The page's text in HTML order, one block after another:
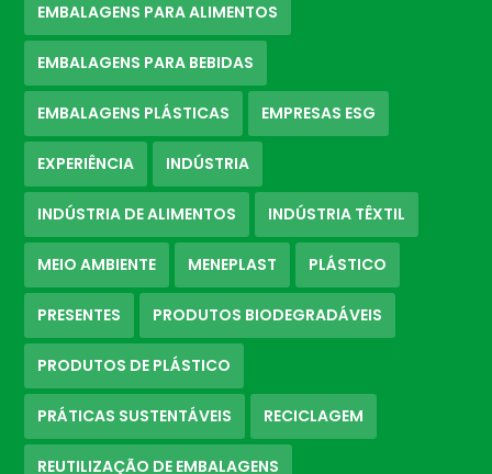
EMBALAGENS PARA ALIMENTOS
EMBALAGENS PARA BEBIDAS
EMBALAGENS PLÁSTICAS EMPRESAS ESG
EXPERIÊNCIA INDÚSTRIA
INDÚSTRIA DE ALIMENTOS INDÚSTRIA TÊXTIL
MEIO AMBIENTE MENEPLAST PLÁSTICO
PRESENTES PRODUTOS BIODEGRADÁVEIS
PRODUTOS DE PLÁSTICO
PRÁTICAS SUSTENTÁVEIS RECICLAGEM
REUTILIZAÇÃO DE EMBALAGENS